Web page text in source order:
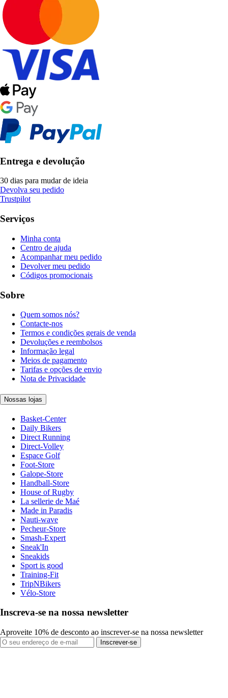
Entrega e devolução
30 dias para mudar de ideia
Devolva seu pedido
Trustpilot
Serviços
Minha conta
Centro de ajuda
Acompanhar meu pedido
Devolver meu pedido
Códigos promocionais
Sobre
Quem somos nós?
Contacte-nos
Termos e condições gerais de venda
Devoluções e reembolsos
Informação legal
Meios de pagamento
Tarifas e opções de envio
Nota de Privacidade
Nossas lojas
Basket-Center
Daily Bikers
Direct Running
Direct-Volley
Espace Golf
Foot-Store
Galope-Store
Handball-Store
House of Rugby
La sellerie de Maé
Made in Paradis
Nauti-wave
Pecheur-Store
Smash-Expert
Sneak'In
Sneakids
Sport is good
Training-Fit
TripNBikers
Vélo-Store
Inscreva-se na nossa newsletter
Aproveite 10% de desconto ao inscrever-se na nossa newsletter
Inscrever-se